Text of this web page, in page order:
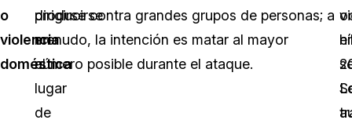
o
violencia
doméstica
producirse
en
el
lugar
de
dirigirse contra grandes grupos de personas; a
menudo, la intención es matar al mayor
número posible durante el ataque.